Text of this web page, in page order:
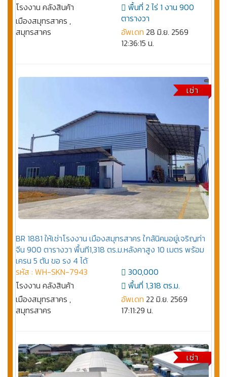
โรงงาน คลังสินค้า
เมืองสมุทรสาคร ,
สมุทรสาคร
พื้นที่ 2 ไร่ 1 งาน 900
ตารางวา
อัพเดท 28 มิ.ย. 2569
12:36:15 น.
เช่า
BR 1881 ให้เช่าโรงงาน เมืองสมุทรสาคร ใกล้นิคมอยู่เจริญท่า
จีน 900 ตารางวา พื้นที1,318 ตร.ม.หลังคาสูง 10 เมตร พร้อม
เครน 5 ตัน ขอ รง 4 ได้
รหัส : WH-SKN-7943
โรงงาน คลังสินค้า
เมืองสมุทรสาคร ,
สมุทรสาคร
300,000
พื้นที่ 1,318 ตร.ม.
อัพเดท 22 มิ.ย. 2569
17:11:29 น.
เช่า